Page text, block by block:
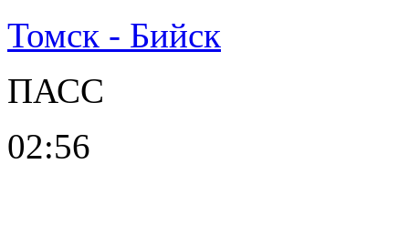
Томск - Бийск
ПАСС
02:56